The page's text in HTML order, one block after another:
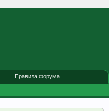
Правила форума